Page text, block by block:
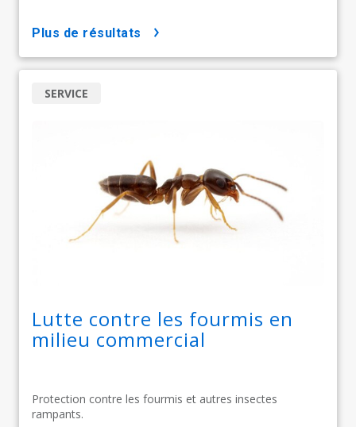
plus de résultats
Lutte contre les fourmis en
milieu commercial
Protection contre les fourmis et autres insectes
rampants.
SERVICE